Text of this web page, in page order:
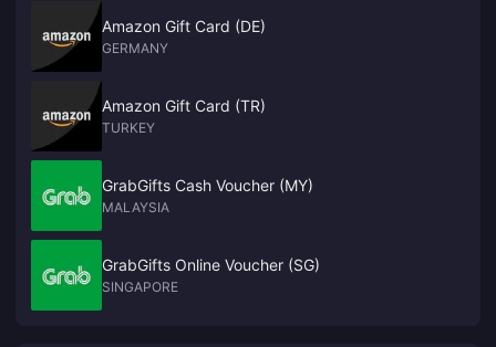
Amazon Gift Card (DE)
GERMANY
Amazon Gift Card (TR)
TURKEY
GrabGifts Cash Voucher (MY)
MALAYSIA
GrabGifts Online Voucher (SG)
SINGAPORE